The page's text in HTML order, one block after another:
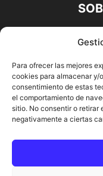
Para ofrecer las mejores
cookies para almacenar y/
consentimiento de estas
el comportamiento de
sitio. No consentir o retirar
negativamente a ciertas
Diario Alhaurín
Francisco E.
Alhaurín de
Contáctanos: